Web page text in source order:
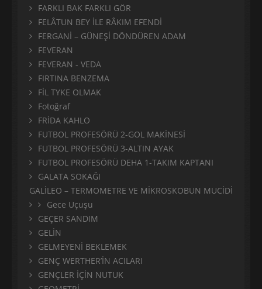
FARKLI BAK FARKLI GÖR
FELÂTUN BEY İLE RÂKIM EFENDİ
FERGANİ – GÜNEŞİ DÖNDÜREN ADAM
FEVERAN
FEVERAN - VEDA
FIRTINA BENZEMA
FİL TYKE OLMAK
Fotoğraf
FRİDA KAHLO
FUTBOL PROFESÖRÜ 2-GOL MAKİNESİ
FUTBOL PROFESÖRÜ 3-ALTIN AYAK
FUTBOL PROFESÖRÜ DEHA 1-TAKIM KAPTANI
GALATA SOKAĞI
GALİLEO – TERMOMETRE VE MİKROSKOBUN MUCİDİ
Gece Uçuşu
GEÇER SANDIM
GELİN
GELMEYENİ BEKLEMEK
GENÇ WERTHER’İN ACILARI
GENÇLER İÇİN NUTUK